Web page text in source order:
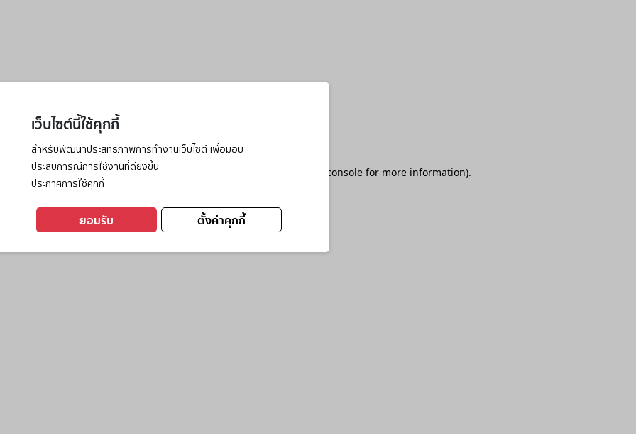
เว็บไซต์นี้ใช้คุกกี้
สำหรับพัฒนาประสิทธิภาพการทำงานเว็บไซต์ เพื่อมอบ
ประสบการณ์การใช้งานที่ดียิ่งขึ้น
ประกาศการใช้คุกกี้
ตั้งค่าคุกกี้
ยอมรับ
has occurred while loading browser console for more information).